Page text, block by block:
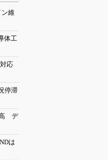
ン維
体工
応
停滞
高 デ
は